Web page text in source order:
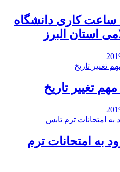
کاری دانشگاه
استان البرز
مهم تغییر تاریخ
به امتحانات ترم